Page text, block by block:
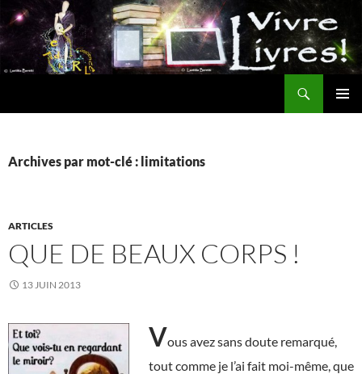
Aller
au
contenu
Archives par mot-clé : limitations
ARTICLES
QUE DE BEAUX CORPS !
13 JUIN 2013
Vous avez sans doute remarqué,
tout comme je l’ai fait moi-même, que